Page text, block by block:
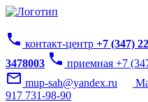
phone контакт-центр +7 (347)
3478003 phone приемная +7
mail_outline mup-sah@yandex.ru
917 731-98-90